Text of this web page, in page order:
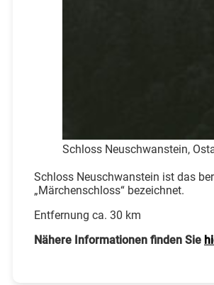
Schloss Neuschwanstein,
Schloss Neuschwanstein ist das
„Märchenschloss“ bezeichnet.
Entfernung ca. 30 km
Nähere Informationen finden Sie